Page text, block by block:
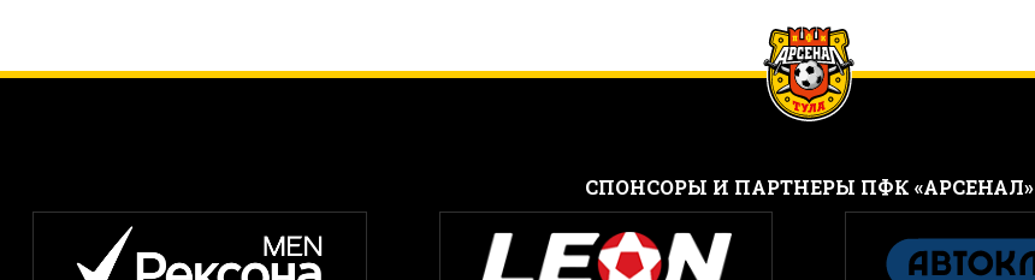
CПОНСОРЫ И ПАРТНЕРЫ ПФК «АРСЕНАЛ»